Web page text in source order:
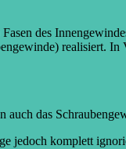
des
realisiert.
das
jedoch komplett